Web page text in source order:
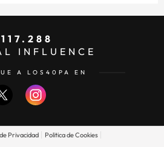
117.288
INFLUENCE
A LOS40PA EN
Privacidad
Politica de Cookies